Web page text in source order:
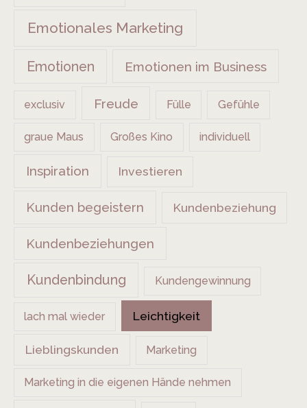
Emotionales Marketing
Emotionen Emotionen im Business
exclusiv Freude Fülle Gefühle
graue Maus Großes Kino individuell
Inspiration Investieren
Kunden begeistern Kundenbeziehung
Kundenbeziehungen
Kundenbindung Kundengewinnung
lach mal wieder Leichtigkeit
Lieblingskunden Marketing
Marketing in die eigenen Hände nehmen